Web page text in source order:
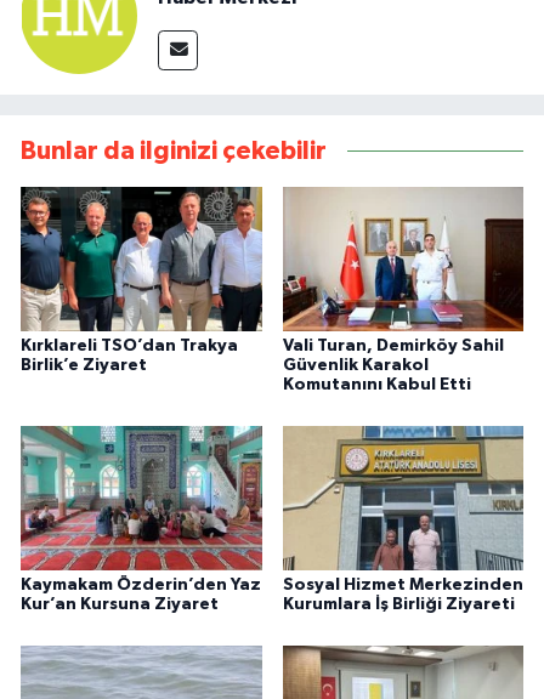
Bunlar da ilginizi çekebilir
Kırklareli TSO’dan Trakya
Birlik’e Ziyaret
Vali Turan, Demirköy Sahil
Güvenlik Karakol
Komutanını Kabul Etti
Kaymakam Özderin’den Yaz
Kur’an Kursuna Ziyaret
Sosyal Hizmet Merkezinden
Kurumlara İş Birliği Ziyareti